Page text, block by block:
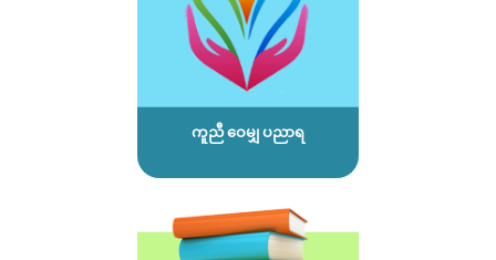
ကူညီ ဝေမျှ ပညာရ